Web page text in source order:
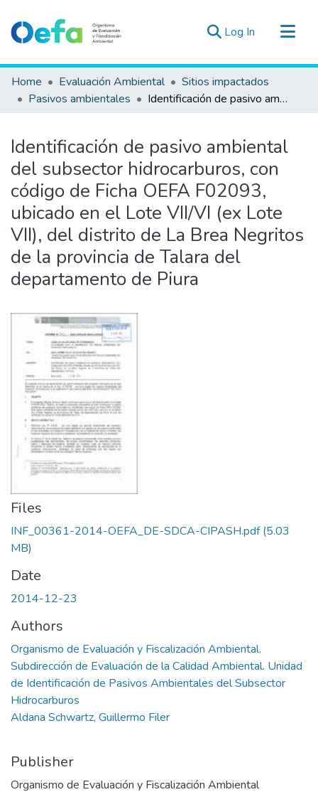
Log In (current)
Communities & Collections
All of DSpace
Estad. Externas
Guias ▾
Home Evaluación Ambiental
Sitios impactados
Pasivos ambientales
Identificación de pasivo ambiental del subsector hidrocarburos, con código de Ficha OEFA F02093, ubicado en el Lote VII/VI (ex Lote VII), del distrito de La Brea Negritos de la provincia de Talara del departamento de Piura
Identificación de pasivo ambiental
del subsector hidrocarburos, con
código de Ficha OEFA F02093,
ubicado en el Lote VII/VI (ex Lote
VII), del distrito de La Brea Negritos
de la provincia de Talara del
departamento de Piura
Files
INF_00361-2014-OEFA_DE-SDCA-CIPASH.pdf(5.03
MB)
Date
2014-12-23
Authors
Organismo de Evaluación y Fiscalización Ambiental.
Subdirección de Evaluación de la Calidad Ambiental. Unidad
de Identificación de Pasivos Ambientales del Subsector
Hidrocarburos
Aldana Schwartz, Guillermo Filer
Publisher
Organismo de Evaluación y Fiscalización Ambiental